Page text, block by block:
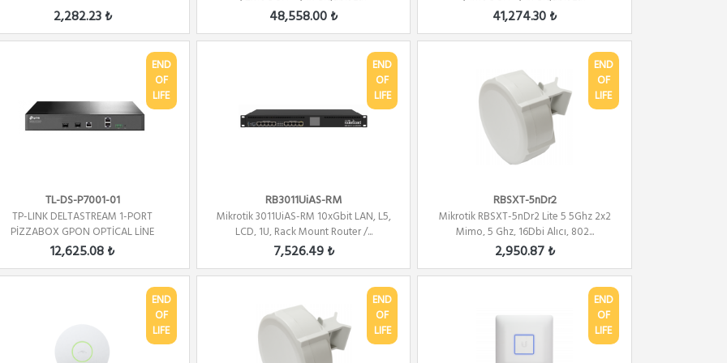
2,282.23 ₺ 48,558.00 ₺ 41,274.30 ₺
END
OF
LIFE
TL-DS-P7001-01
TP-LINK DELTASTREAM 1-PORT
PİZZABOX GPON OPTİCAL LİNE
TERMİNAL
12,625.08 ₺
END
OF
LIFE
RB3011UiAS-RM
Mikrotik 3011UiAS-RM 10xGbit LAN, L5,
LCD, 1U, Rack Mount Router /...
7,526.49 ₺
END
OF
LIFE
RBSXT-5nDr2
Mikrotik RBSXT-5nDr2 Lite 5 5Ghz 2x2
Mimo, 5 Ghz, 16Dbi Alıcı, 802...
2,950.87 ₺
END
OF
LIFE
END
OF
LIFE
END
OF
LIFE